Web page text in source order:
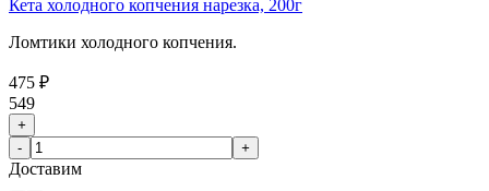
Кета холодного копчения нарезка, 200г
Ломтики холодного копчения.
475 ₽
549
+
-
+
Доставим